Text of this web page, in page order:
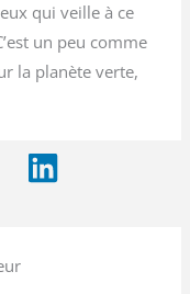
qui veille à ce
un peu comme
la planète verte,